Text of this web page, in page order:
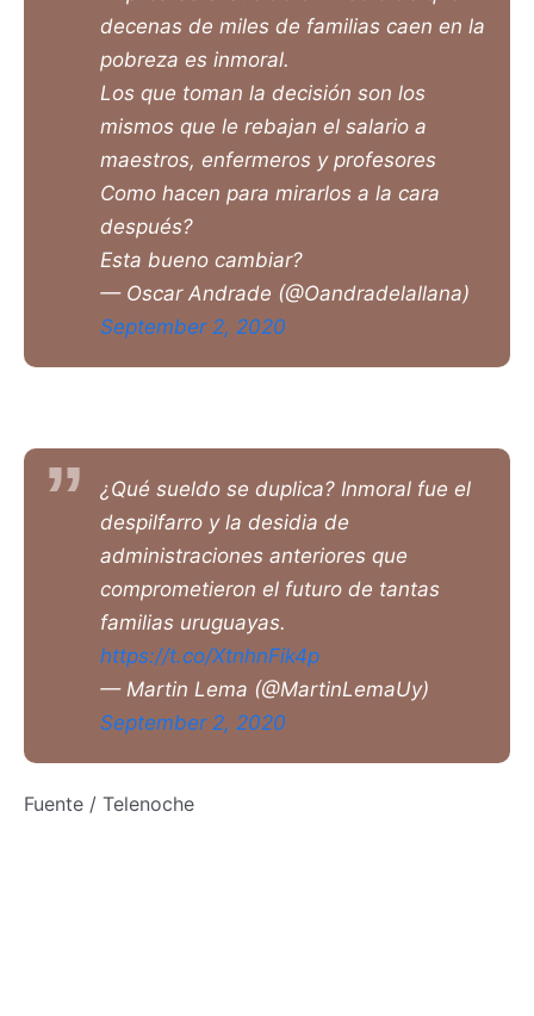
decenas de miles de familias caen en la
pobreza es inmoral.
Los que toman la decisión son los
mismos que le rebajan el salario a
maestros, enfermeros y profesores
Como hacen para mirarlos a la cara
después?
Esta bueno cambiar?
— Oscar Andrade (@Oandradelallana)
September 2, 2020
¿Qué sueldo se duplica? Inmoral fue el
despilfarro y la desidia de
administraciones anteriores que
comprometieron el futuro de tantas
familias uruguayas.
https://t.co/XtnhnFik4p
— Martin Lema (@MartinLemaUy)
September 2, 2020
Fuente / Telenoche